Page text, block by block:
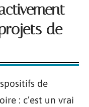
de
de
: c’est un vrai